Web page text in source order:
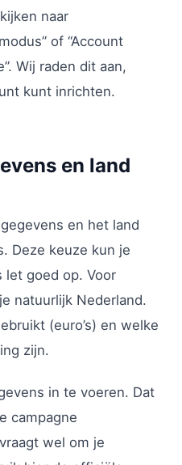
naar
of “Account
Wij raden dit aan,
kunt inrichten.
en land
en het land
Deze keuze kun je
let goed op. Voor
natuurlijk Nederland.
(euro’s) en welke
zijn.
in te voeren. Dat
campagne
wel om je